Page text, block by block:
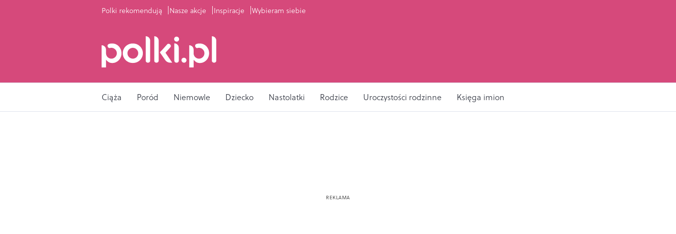
Polki rekomendują Nasze akcje Inspiracje Wybieram siebie
Ciąża Poród Niemowle Dziecko Nastolatki Rodzice Uroczystości rodzinne Księga imion